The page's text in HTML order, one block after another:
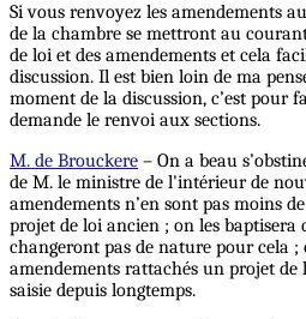
Si vous renvoyez les amendements
de la chambre se mettront au
de loi et des amendements et cela
discussion. Il est bien loin de ma
moment de la discussion, c’est pour
demande le renvoi aux sections.
M. de Brouckere – On a beau
de M. le ministre de l'intérieur de
amendements n’en sont pas moins
projet de loi ancien ; on les baptisera
changeront pas de nature pour cela ;
amendements rattachés un projet
saisie depuis longtemps.